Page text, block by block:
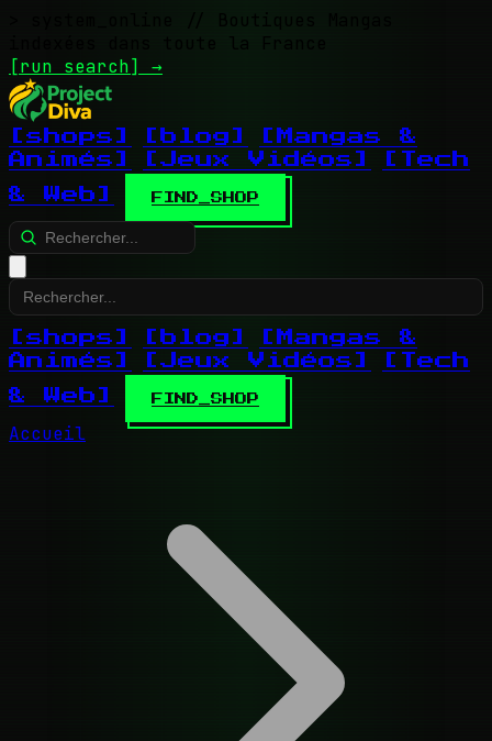
// Boutiques Mangas
indexées dans toute la France
[run search] →
[shops] [blog]
[Mangas &
Animés]
[Jeux Vidéos]
[Tech
& Web]
FIND_SHOP
[shops] [blog]
[Mangas &
Animés]
[Jeux Vidéos]
[Tech
& Web]
FIND_SHOP
Accueil